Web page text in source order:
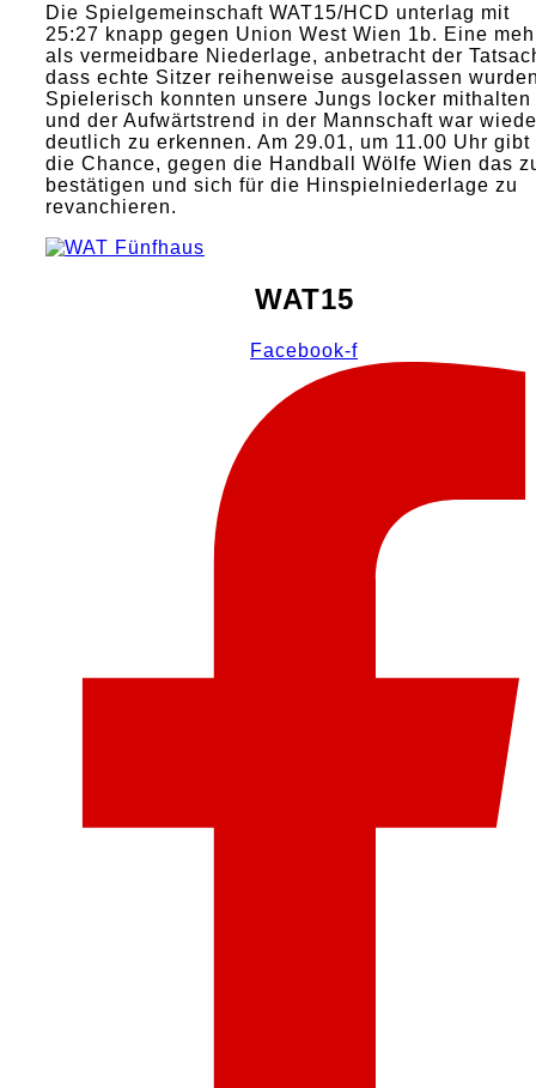
Die Spielgemeinschaft WAT15/HCD unterlag mit
25:27 knapp gegen Union West Wien 1b. Eine
als vermeidbare Niederlage, anbetracht der
dass echte Sitzer reihenweise ausgelassen
Spielerisch konnten unsere Jungs locker mithalten
und der Aufwärtstrend in der Mannschaft war
deutlich zu erkennen. Am 29.01, um 11.00 Uhr gibt
die Chance, gegen die Handball Wölfe Wien das
bestätigen und sich für die Hinspielniederlage zu
revanchieren.
WAT15
Facebook-f